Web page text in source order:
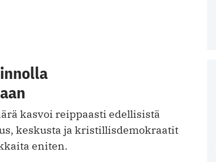
kasvoi reippaasti edellisistä
keskusta ja kristillisdemokraatit
eniten.